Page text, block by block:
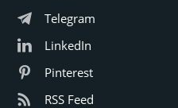
Telegram
LinkedIn
Pinterest
RSS Feed